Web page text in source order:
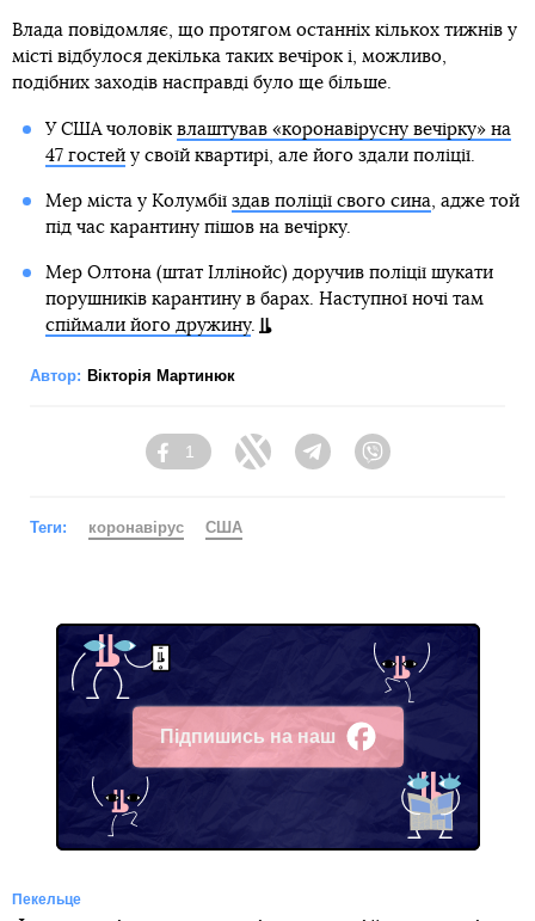
Влада повідомляє, що протягом останніх кількох тижнів у
місті відбулося декілька таких вечірок і, можливо,
подібних заходів насправді було ще більше.
У США чоловік влаштував «коронавірусну вечірку» на
47 гостейу своїй квартирі, але його здали поліції.
Мер міста у Колумбії здав поліції свого сина, адже той
під час карантину пішов на вечірку.
Мер Олтона (штат Іллінойс) доручив поліції шукати
порушників карантину в барах. Наступної ночі там
спіймали його дружину.
Автор: Вікторія Мартинюк
Facebook
1
Twitter TelegramViber
Теги: коронавірус США
Підпишись на наш
Facebook
Пекельце